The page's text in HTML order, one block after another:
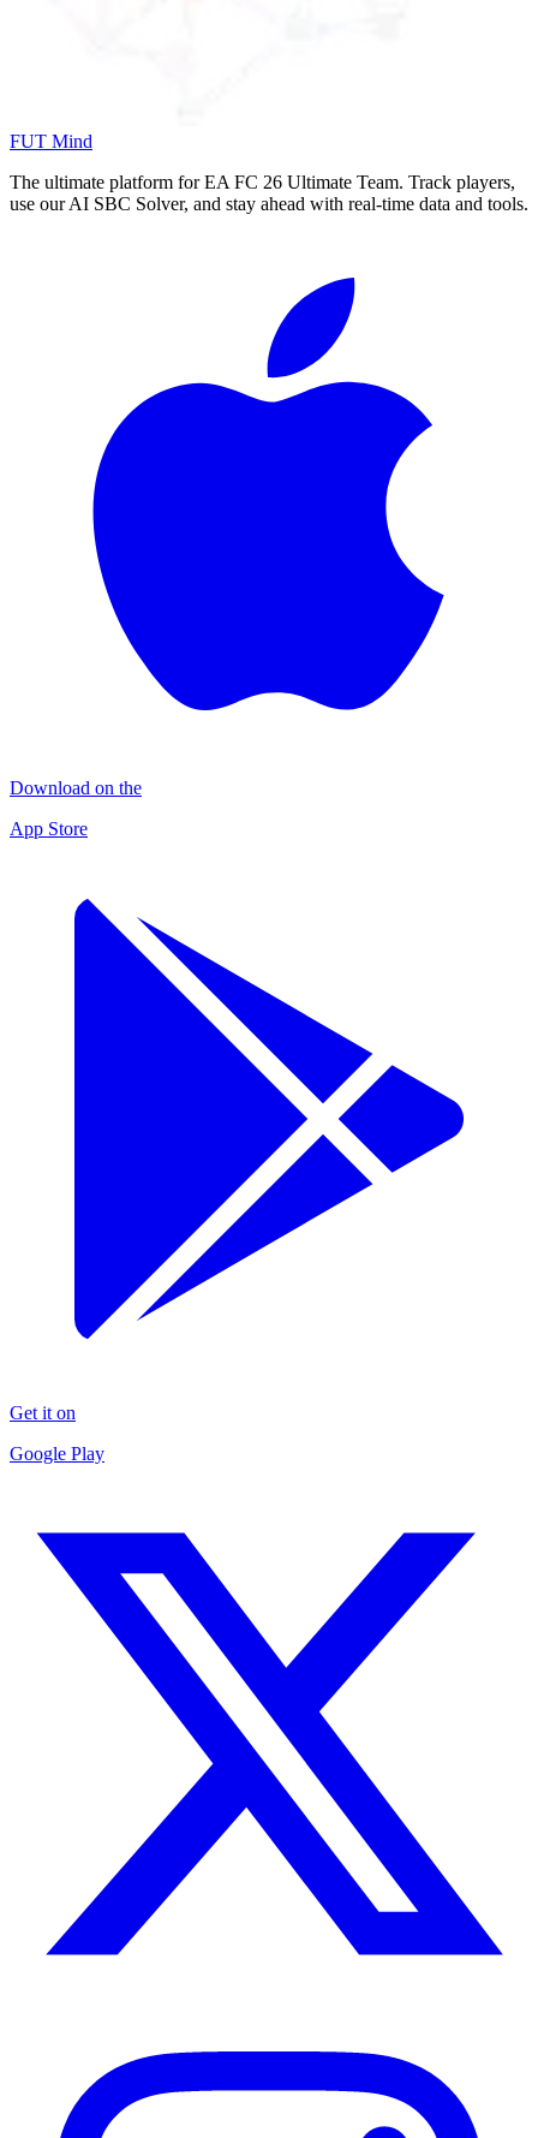
FUT Mind
The ultimate platform for EA FC 26 Ultimate Team. Track players,
use our AI SBC Solver, and stay ahead with real-time data and tools.
Download on the
App Store
Get it on
Google Play